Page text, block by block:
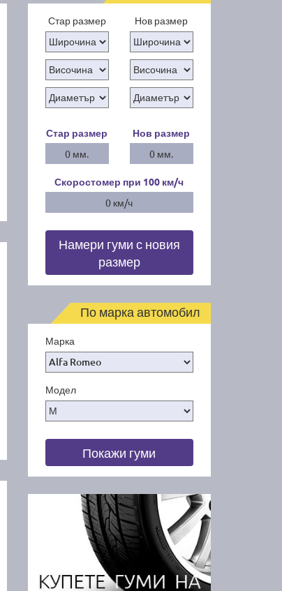
Стар размер Нов размер
Стар размер
0 мм.
Нов размер
0 мм.
Скоростомер при 100 км/ч
0 км/ч
Намери гуми с новия
размер
По марка автомобил
Марка
Модел
Покажи гуми